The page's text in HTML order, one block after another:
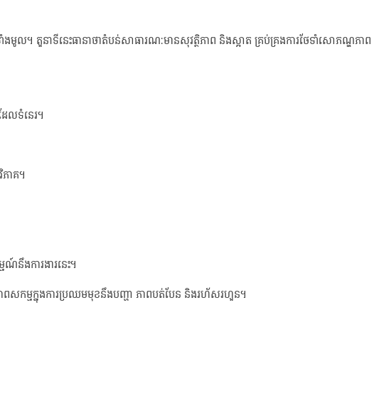
ងមូល។ តួនាទីនេះធានាថាតំបន់សាធារណៈមានសុវត្ថិភាព និងស្អាត គ្រប់គ្រងការថែទាំសោភណ្ឌភាព
ែលទំនេរ។
ភាគ។
មណ៍នឹងការងារនេះ។
សកម្មក្នុងការប្រឈមមុខនឹងបញ្ហា ភាពបត់បែន និងរហ័សរហួន។